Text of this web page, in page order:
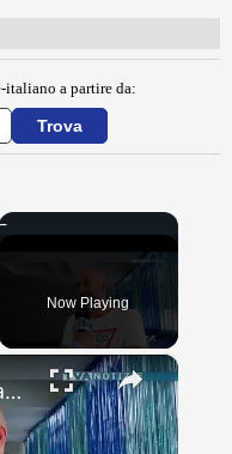
a partire da:
Now Playing
×
Adrano. Interessante incontro al liceo “Verga” con il prof. Fabio Gamberini. Studenti del Linguistic